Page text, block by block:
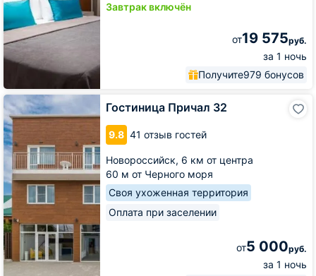
Завтрак включён
от19 575руб.
за 1 ночь
Получите979 бонусов
Гостиница Причал 32
9.8 41 отзыв гостей
Новороссийск, 6 км от центра
60 м от Черного моря
Своя ухоженная территория
Оплата при заселении
от5 000руб.
за 1 ночь
Гостиница
Причал
32